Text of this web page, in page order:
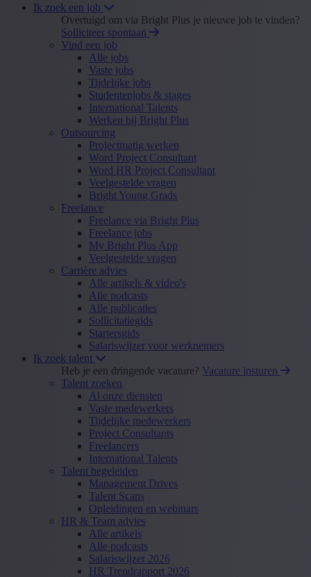
Ik zoek een job
Overtuigd om via Bright Plus je nieuwe job te vinden?
Solliciteer spontaan
Vind een job
Alle jobs
Vaste jobs
Tijdelijke jobs
Studentenjobs & stages
International Talents
Werken bij Bright Plus
Outsourcing
Projectmatig werken
Word Project Consultant
Word HR Project Consultant
Veelgestelde vragen
Bright Young Grads
Freelance
Freelance via Bright Plus
Freelance jobs
My Bright Plus App
Veelgestelde vragen
Carrière advies
Alle artikels & video's
Alle podcasts
Alle publicaties
Sollicitatiegids
Startersgids
Salariswijzer voor werknemers
Ik zoek talent
Heb je een dringende vacature? Vacature insturen
Talent zoeken
Al onze diensten
Vaste medewerkers
Tijdelijke medewerkers
Project Consultants
Freelancers
International Talents
Talent begeleiden
Management Drives
Talent Scans
Opleidingen en webinars
HR & Team advies
Alle artikels
Alle podcasts
Salariswijzer 2026
HR Trendrapport 2026